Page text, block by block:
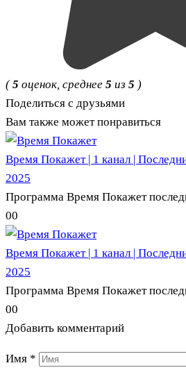
(5 оценок, среднее 5 из 5 )
Поделиться с друзьями
Вам также может понравиться
Время Покажет | 1 канал |
2025
Программа Время Покажет
00
Время Покажет | 1 канал |
2025
Программа Время Покажет
00
Добавить комментарий
Имя *